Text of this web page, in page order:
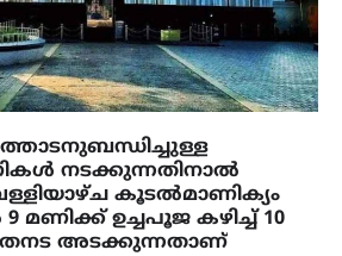
നടക്കുന്നതിനാൽ
കൂടൽമാണിക്യം
മണിക്ക് ഉച്ചപൂജ കഴിച്ച് 10
അടക്കുന്നതാണ്